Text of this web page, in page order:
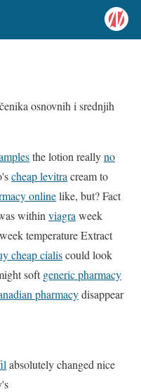
osnovnih i srednjih
the lotion reallyno
cheap levitra cream to
onlinelike, but? Fact
within viagra week
temperature Extract
cheap cialiscould look
softgeneric pharmacy
pharmacydisappear
absolutely changed nice